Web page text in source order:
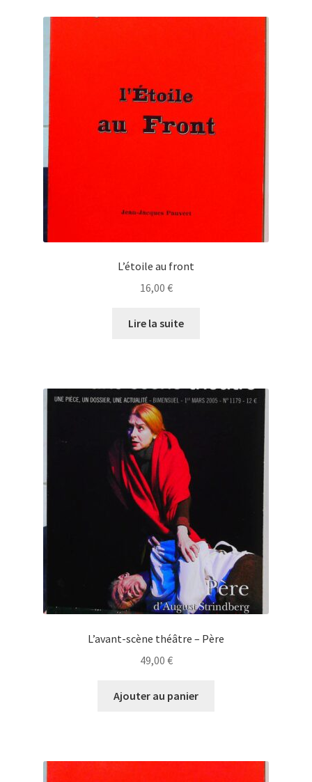
L’étoile au front
16,00 €
Lire la suite
L’avant-scène théâtre – Père
49,00 €
Ajouter au panier